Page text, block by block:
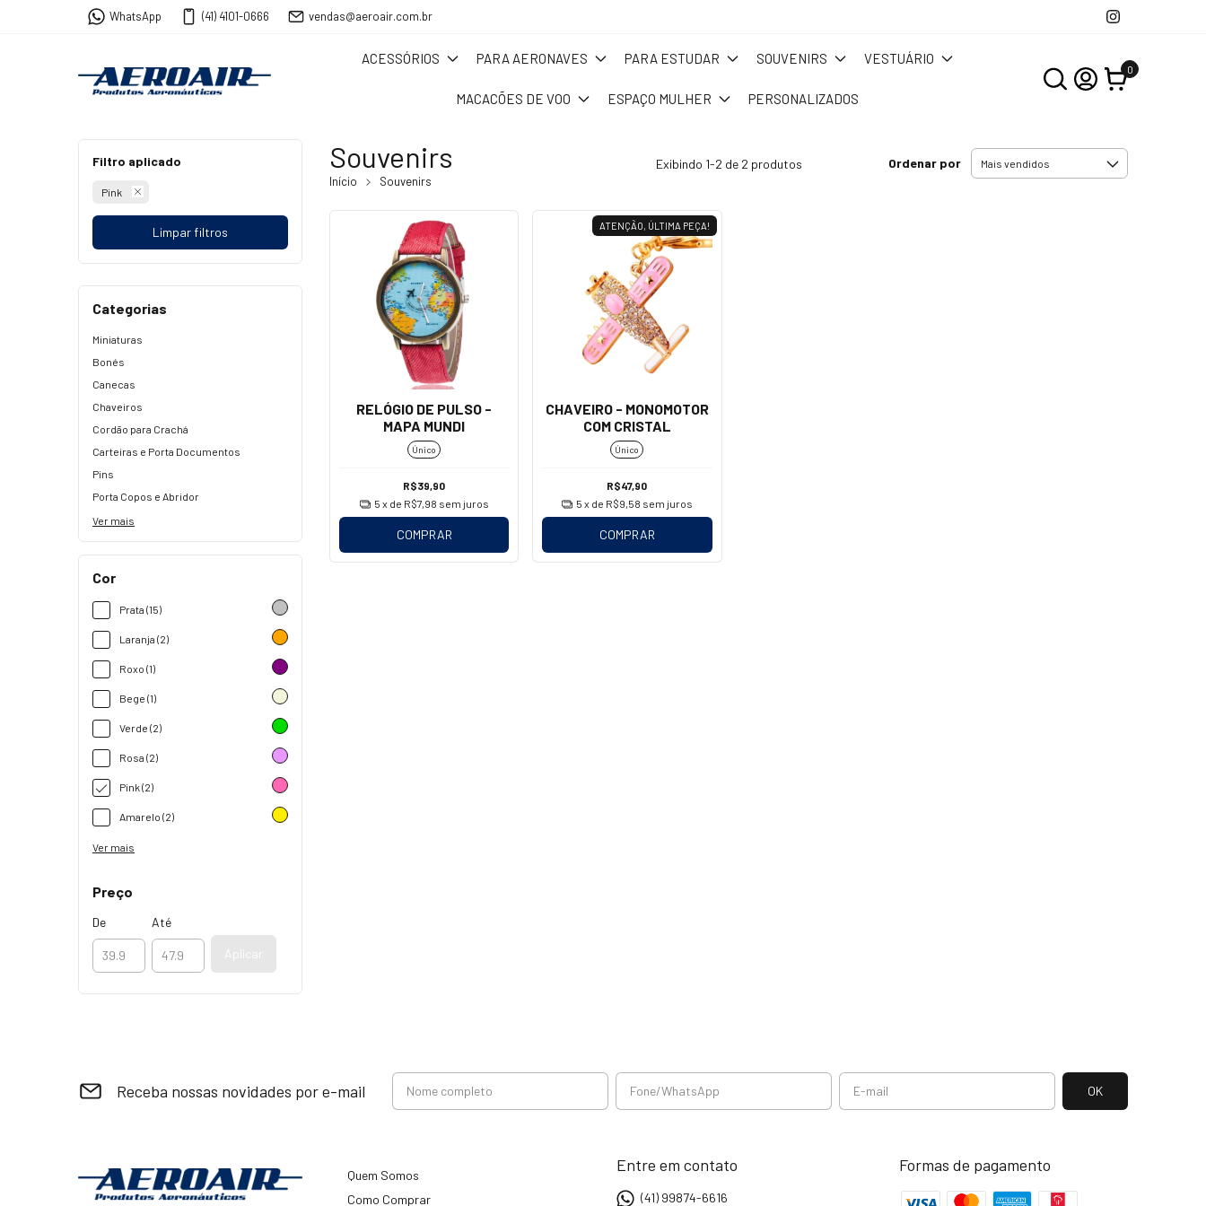
WhatsApp (41) 4101-0666 vendas@aeroair.com.br
ACESSÓRIOS PARA AERONAVES PARA ESTUDAR SOUVENIRS VESTUÁRIO
MACACÕES DE VOO ESPAÇO MULHER PERSONALIZADOS
0
Filtro aplicado
Pink
Limpar filtros
Categorias
Miniaturas
Bonés
Canecas
Chaveiros
Cordão para Crachá
Carteiras e Porta Documentos
Pins
Porta Copos e Abridor
Ver mais
Cor
Prata (15)
Laranja (2)
Roxo (1)
Bege (1)
Verde (2)
Rosa (2)
Pink (2)
Amarelo (2)
Ver mais
Preço
De Até
Aplicar
Souvenirs
Início Souvenirs
Exibindo 1-2 de 2 produtos Ordenar por
RELÓGIO DE PULSO -
MAPA MUNDI
Único
R$39,90
5 x de R$7,98 sem juros
COMPRAR
ATENÇÃO, ÚLTIMA PEÇA!
CHAVEIRO - MONOMOTOR
COM CRISTAL
Único
R$47,90
5 x de R$9,58 sem juros
COMPRAR
Receba nossas novidades por e-mail
Quem Somos
Como Comprar
Entre em contato
(41) 99874-6616
Formas de pagamento